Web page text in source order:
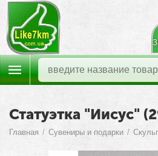
Статуэтка "Иисус"
Главная / Сувениры и подарки /